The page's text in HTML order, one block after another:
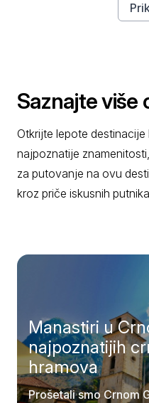
Saznajte više
Otkrijte lepote
najpoznatije
za putovanje na ovu
kroz priče iskusnih
Manastiri u
najpoznatijih
hramova
Prošetali smo Crnom